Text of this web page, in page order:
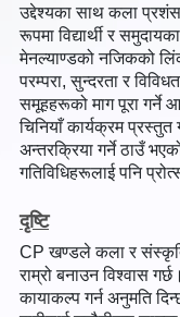
उद्देश्यका साथ कला
रूपमा विद्यार्थी र
मेनल्याण्डको नजिकको
परम्परा, सुन्दरता र
समूहहरूको माग पूरा गर्ने
चिनियाँ कार्यक्रम प्रस्तुत
अन्तरक्रिया गर्ने ठाउँ
गतिविधिहरूलाई पनि
दृष्टि
CP खण्डले कला र
राम्रो बनाउन विश्वास
कायाकल्प गर्न अनुमति